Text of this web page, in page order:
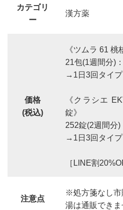
カテゴリ
ー
漢方薬
価格
(税込)
《ツムラ 61 桃
21包(1週間分)
→1日3回タイプ
《クラシエ
錠》
252錠(2週間分)
→1日3回タイプ
［LINE割
注意点
※処方箋なし市
湯は通販でき